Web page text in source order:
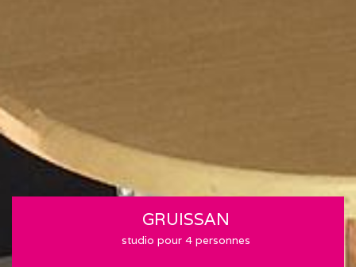
GRUISSAN
studio pour 4 personnes